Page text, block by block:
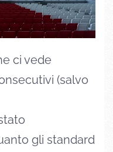
ci vede
(salvo
gli standard